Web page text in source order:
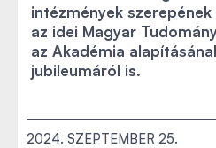
intézmények
az idei Magyar
az Akadémia
jubileumáról is.
2024. SZEPTEMBER 25.